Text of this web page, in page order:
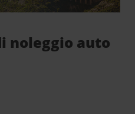
noleggio auto